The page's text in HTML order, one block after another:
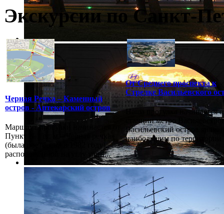
Экскурсии по Санкт-
Черная Речка – Каменный
остров - Аптекарский остров
Маршрут прогулки начинается от
Пункт №1 ст. м. «Черная речка»
(была построена в 1982 году),
расположенной на углу улиц...
От Среднего проспекта к
Стрелке Васильевского
Наша прогулка начинается
станции метро
Васильевский остров
наибольшим по территории